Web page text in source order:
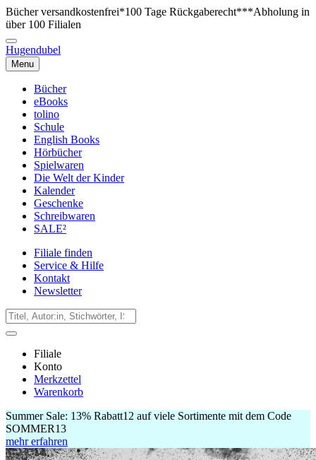
Bücher versandkostenfrei*100 Tage Rückgaberecht***Abholung in
über 100 Filialen
Hugendubel
Menu
Bücher
eBooks
tolino
Schule
English Books
Hörbücher
Spielwaren
Die Welt der Kinder
Kalender
Geschenke
Schreibwaren
SALE²
Filiale finden
Service & Hilfe
Kontakt
Newsletter
Filiale
Konto
Merkzettel
Warenkorb
Summer Sale: 13% Rabatt12 auf viele Sortimente mit dem Code
SOMMER13
mehr erfahren